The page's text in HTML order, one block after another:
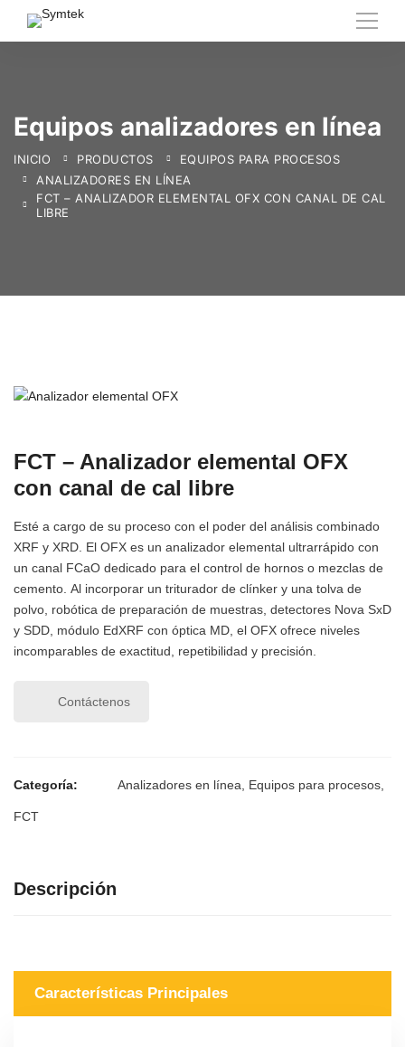
Equipos analizadores en línea
INICIO PRODUCTOS
EQUIPOS PARA PROCESOS
ANALIZADORES EN LÍNEA
FCT – ANALIZADOR ELEMENTAL OFX CON CANAL DE CAL
LIBRE
FCT – Analizador elemental OFX
con canal de cal libre
Esté a cargo de su proceso con el poder del análisis combinado
XRF y XRD. El OFX es un analizador elemental ultrarrápido con
un canal FCaO dedicado para el control de hornos o mezclas de
cemento. Al incorporar un triturador de clínker y una tolva de
polvo, robótica de preparación de muestras, detectores Nova SxD
y SDD, módulo EdXRF con óptica MD, el OFX ofrece niveles
incomparables de exactitud, repetibilidad y precisión.
Contáctenos
Categoría: Analizadores en línea Equipos para procesos
FCT
Descripción
Características Principales